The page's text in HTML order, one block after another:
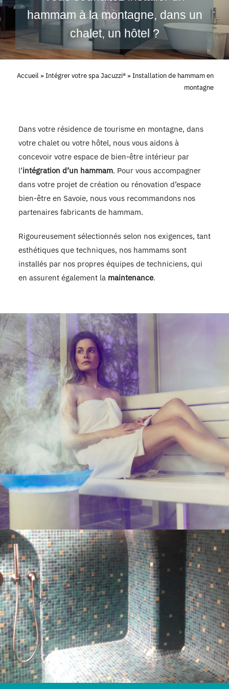
Bien-être
hammam à la montagne, dans un
chalet, un hôtel ?
Accueil»Intégrer votre spa Jacuzzi®»Installation de hammam en
montagne
Dans votre résidence de tourisme en montagne, dans
votre chalet ou votre hôtel, nous vous aidons à
concevoir votre espace de bien-être intérieur par
l’intégration d’un hammam. Pour vous accompagner
dans votre projet de création ou rénovation d’espace
bien-être en Savoie, nous vous recommandons nos
partenaires fabricants de hammam.
Rigoureusement sélectionnés selon nos exigences, tant
esthétiques que techniques, nos hammams sont
installés par nos propres équipes de techniciens, qui
en assurent également la maintenance.